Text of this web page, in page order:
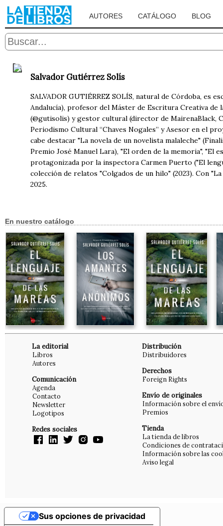
AUTORES CATÁLOGO BLOG
Salvador Gutiérrez Solís
SALVADOR GUTIÉRREZ SOLÍS, natural de Córdoba, es
Andalucía), profesor del Máster de Escritura Creativa de
(@gutisolis) y gestor cultural (director de MairenaBlack,
Periodismo Cultural “Chaves Nogales” y Asesor en el
cabe destacar "La novela de un novelista malaleche"
Premio José Manuel Lara), "El orden de la memoria", "El
protagonizada por la inspectora Carmen Puerto ("El
colección de relatos "Colgados de un hilo" (2023). Con
2025.
En nuestro catálogo
La editorial
Libros
Autores
Comunicación
Agenda
Contacto
Newsletter
Logotipos
Redes sociales
Distribución
Distribuidores
Derechos
Foreign Rights
Envío de originales
Información sobre el
Premios
Tienda
La tienda de libros
Condiciones de
Información sobre las
Aviso legal
Sus opciones de privacidad